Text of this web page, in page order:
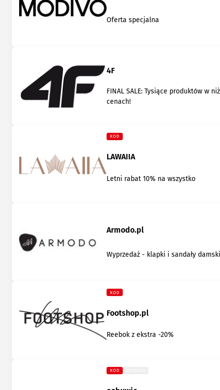
Oferta specjalna
4F
FINAL SALE: Tysiące produktów w
cenach!
KOD
LAWAIIA
Letni rabat 10% na wszystko
Armodo.pl
Wyprzedaż - klapki i sandały
KOD
Footshop.pl
Reebok z ekstra -20%
KOD